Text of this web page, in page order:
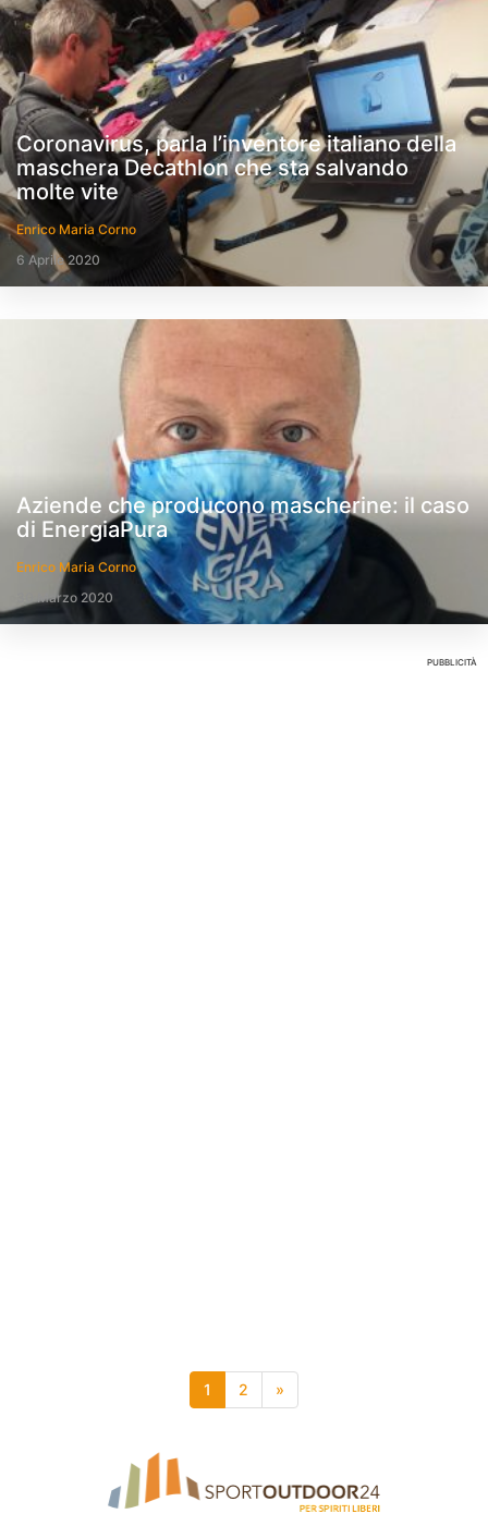
Coronavirus, parla l’inventore italiano della
maschera Decathlon che sta salvando
molte vite
Enrico Maria Corno
6 Aprile 2020
Aziende che producono mascherine: il caso
di EnergiaPura
Enrico Maria Corno
30 Marzo 2020
PUBBLICITÀ
1 2 »